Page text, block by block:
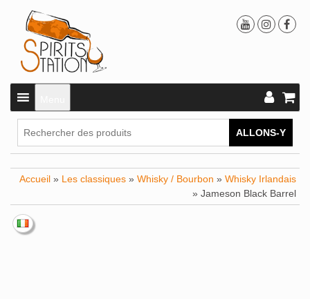
ALLONS-Y
Accueil » Les classiques » Whisky / Bourbon » Whisky Irlandais
» Jameson Black Barrel